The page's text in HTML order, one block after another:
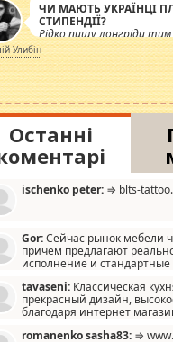
ЧИ МАЮТЬ УКРАЇНЦІ
СТИПЕНДІЇ?
Рідко пишу лонгріди
але вже просто
інсенуації навколо
Штучно роздувається
катастрофа.
Улибін
Останні
ischenko peter: ⇒ blts-
Gor:Сейчас рынок мебели
причем предлагают
исполнение и
мало походит на
и что главное - со
ненужных наворотов
tavaseni: Классическая
прекрасный дизайн,
благодаря интернет
romanenko sasha83: ⇒